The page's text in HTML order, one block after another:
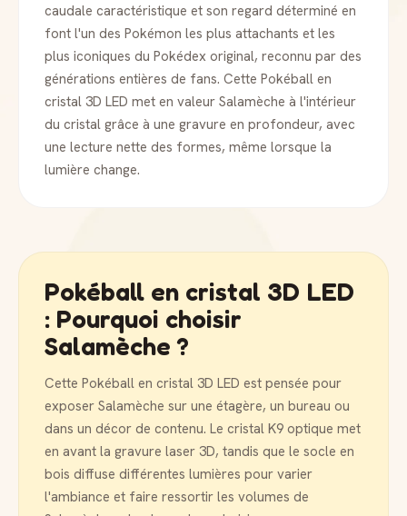
caudale caractéristique et son regard déterminé en
font l'un des Pokémon les plus attachants et les
plus iconiques du Pokédex original, reconnu par des
générations entières de fans. Cette Pokéball en
cristal 3D LED met en valeur Salamèche à l'intérieur
du cristal grâce à une gravure en profondeur, avec
une lecture nette des formes, même lorsque la
lumière change.
Pokéball en cristal 3D LED
: Pourquoi choisir
Salamèche ?
Cette Pokéball en cristal 3D LED est pensée pour
exposer Salamèche sur une étagère, un bureau ou
dans un décor de contenu. Le cristal K9 optique met
en avant la gravure laser 3D, tandis que le socle en
bois diffuse différentes lumières pour varier
l'ambiance et faire ressortir les volumes de